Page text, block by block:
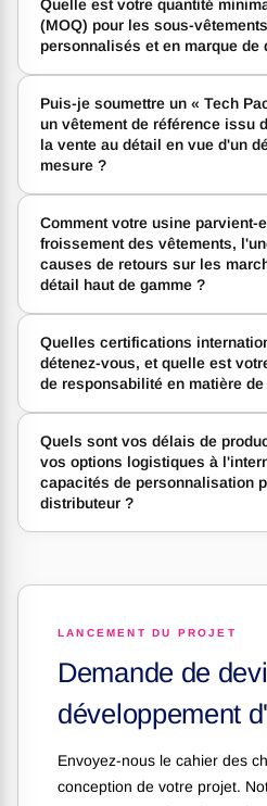
Quelle est votre quantité
(MOQ) pour les sous-
personnalisés et en marque de
Puis-je soumettre un « Tech
un vêtement de référence issu
la vente au détail en vue d'un
mesure ?
Comment votre usine parvient-
froissement des vêtements,
causes de retours sur les
détail haut de gamme ?
Quelles certifications
détenez-vous, et quelle est
de responsabilité en matière
Quels sont vos délais de
vos options logistiques à
capacités de personnalisation
distributeur ?
LANCEMENT DU PROJET
Demande de
développement
Envoyez-nous le cahier des
conception de votre projet.